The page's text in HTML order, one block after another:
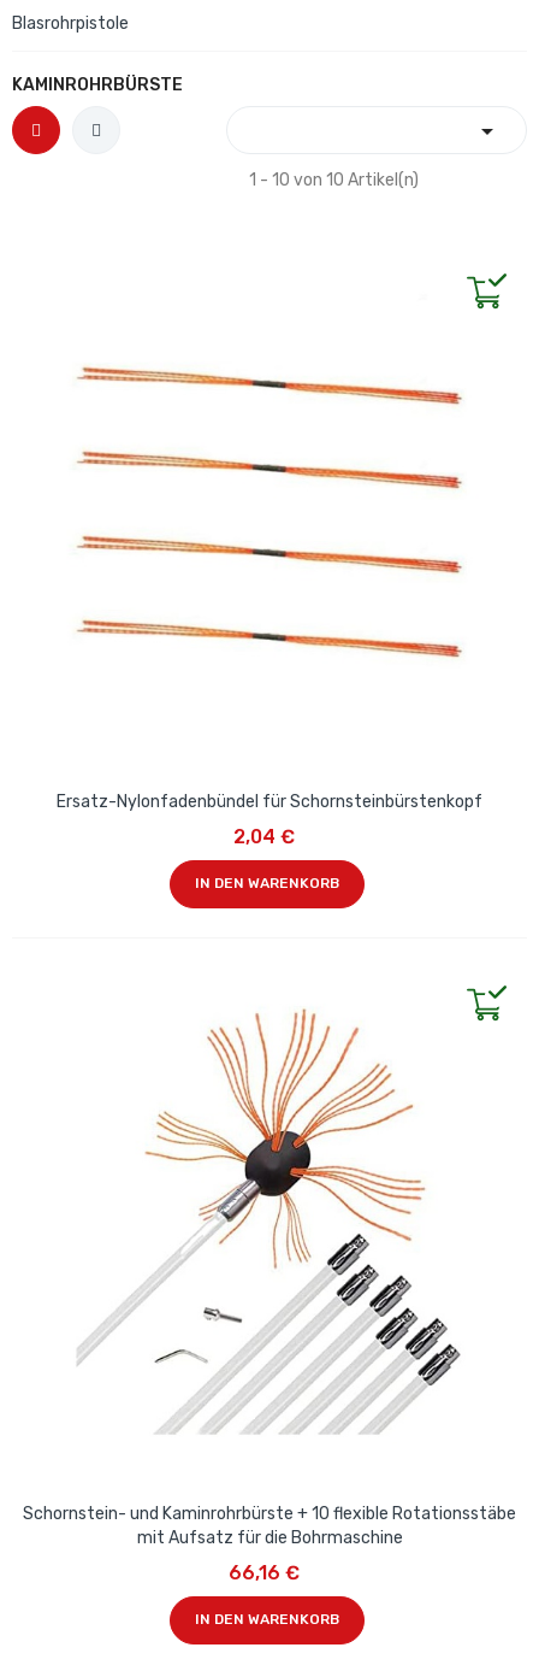
Blasrohrpistole
KAMINROHRBÜRSTE

1 - 10 von 10 Artikel(n)
Ersatz-Nylonfadenbündel für Schornsteinbürstenkopf
2,04 €
IN DEN WARENKORB
Schornstein- und Kaminrohrbürste + 10 flexible Rotationsstäbe
mit Aufsatz für die Bohrmaschine
66,16 €
IN DEN WARENKORB